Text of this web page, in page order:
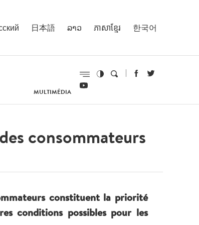
日本語 ລາວ ភាសាខ្មែរ 한국어
MULTIMÉDIA
consommateurs
constituent la priorité
conditions possibles pour les